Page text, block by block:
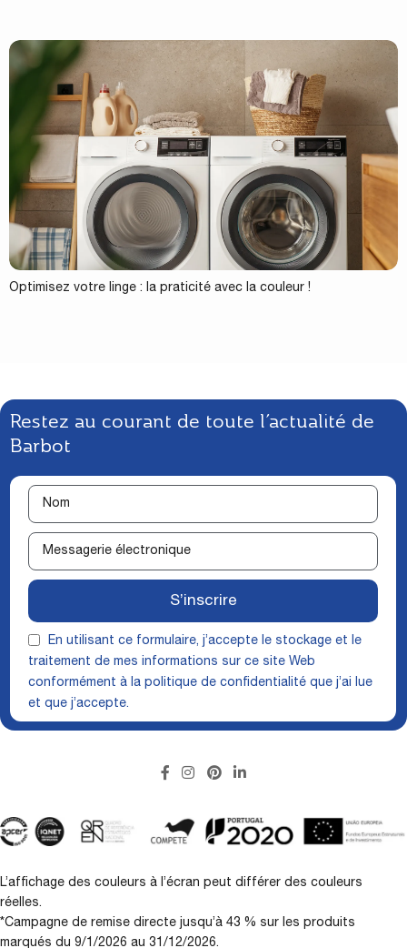
Optimisez votre linge : la praticité avec la couleur !
Restez au courant de toute l’actualité de
Barbot
En utilisant ce formulaire, j’accepte le stockage et le
traitement de mes informations sur ce site Web
conformément à la politique de confidentialité que j’ai lue
et que j’accepte.
S’inscrire
L’affichage des couleurs à l’écran peut différer des couleurs
réelles.
*Campagne de remise directe jusqu’à 43 % sur les produits
marqués du 9/1/2026 au 31/12/2026.